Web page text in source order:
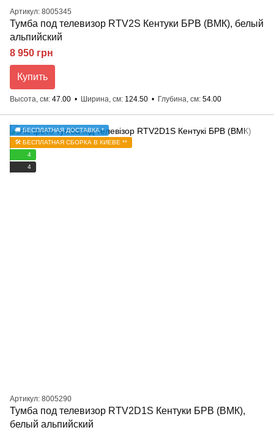
Артикул: 8005345
Тумба под телевизор RTV2S Кентуки БРВ (ВМК), белый
альпийский
8 950 грн
Купить
Высота, см 47.00 Ширина, см 124.50 Глубина, см 54.00
🚚 БЕСПЛАТНАЯ ДОСТАВКА *
🛠️ БЕСПЛАТНАЯ СБОРКА В КИЕВЕ **
4
4
Артикул: 8005290
Тумба под телевизор RTV2D1S Кентуки БРВ (ВМК),
белый альпийский